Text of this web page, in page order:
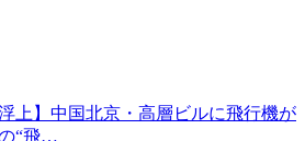
上】中国北京・高層ビルに飛行機が
“飛…